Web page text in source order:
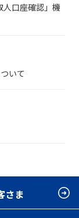
人口座確認」機
いて
さま